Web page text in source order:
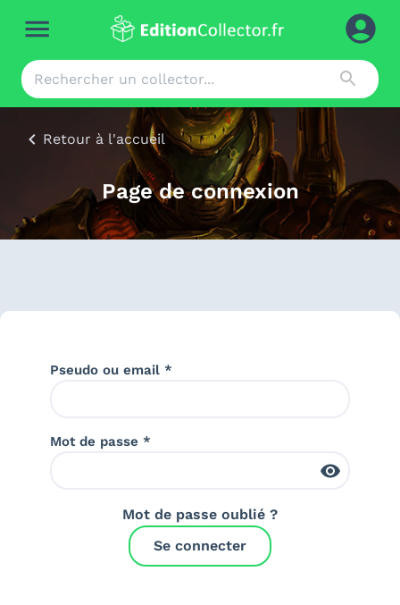
Retour à l'accueil
Page de connexion
Pseudo ou email *
Mot de passe *
Mot de passe oublié ?
Se connecter